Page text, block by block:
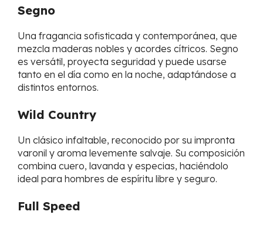
Segno
Una fragancia sofisticada y contemporánea, que
mezcla maderas nobles y acordes cítricos. Segno
es versátil, proyecta seguridad y puede usarse
tanto en el día como en la noche, adaptándose a
distintos entornos.
Wild Country
Un clásico infaltable, reconocido por su impronta
varonil y aroma levemente salvaje. Su composición
combina cuero, lavanda y especias, haciéndolo
ideal para hombres de espíritu libre y seguro.
Full Speed